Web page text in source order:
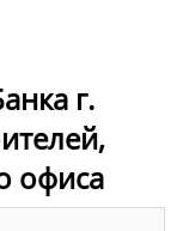
г.
офиса